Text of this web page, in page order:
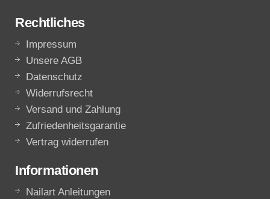
Rechtliches
Impressum
Unsere AGB
Datenschutz
Widerrufsrecht
Versand und Zahlung
Zufriedenheitsgarantie
Vertrag widerrufen
Informationen
Nailart Anleitungen